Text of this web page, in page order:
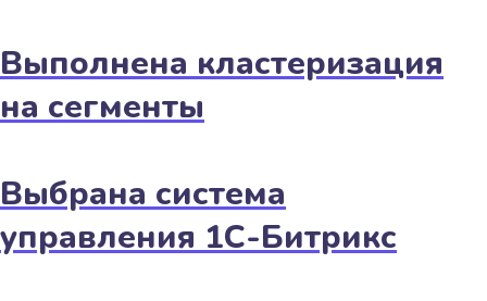
Выполнена кластеризация
на сегменты
Выбрана система
управления 1С-Битрикс